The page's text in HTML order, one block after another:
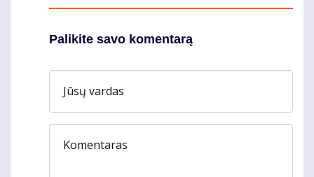
Palikite savo komentarą
Jūsų vardas
Komentaras